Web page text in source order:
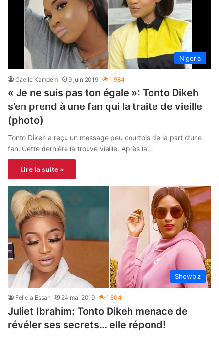
Nigeria
Gaelle Kamdem 9 juin 2019 1 984
« Je ne suis pas ton égale »: Tonto Dikeh
s’en prend à une fan qui la traite de vieille
(photo)
Tonto Dikeh a reçu un message peu courtois de la part d’une
fan. Cette dernière la trouve vieille. Après la…
Lire la suite »
Showbiz
Felicia Essan 24 mai 2019 1 804
Juliet Ibrahim: Tonto Dikeh menace de
révéler ses secrets… elle répond!